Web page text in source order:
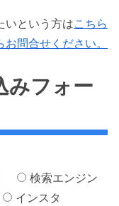
いという方はこちら
お問合せください。
みフォー
検索エンジン
インスタ